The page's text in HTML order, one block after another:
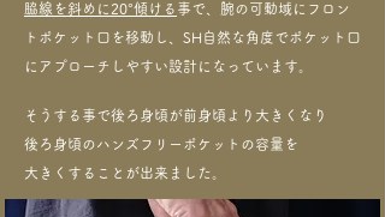
脇線を斜めに20°傾ける 事で、腕の可動域にフロン
トポケット口を移動し、SH自然な角度でポケット口
に アプローチしやすい設計になっています。
そうする事で後ろ身頃が前身頃より大きくなり
後ろ身頃のハンズフリーポケットの容量を
​大きくすることが出来ました。